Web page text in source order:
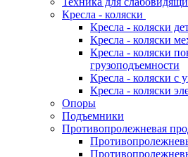
Кресла - коляски
Кресла - коляски
Кресла - коляски
Кресла - коляски
грузоподъемности
Кресла - коляски с
Кресла - коляски
Опоры
Подъемники
Противопролежневая